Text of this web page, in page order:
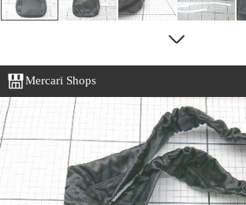
Mercari Shops